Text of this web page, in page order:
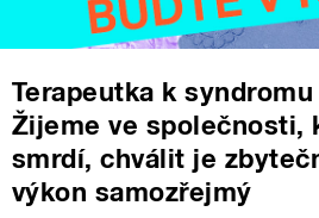
Terapeutka k
Žijeme ve společnosti,
smrdí, chválit je
výkon samozřejmý